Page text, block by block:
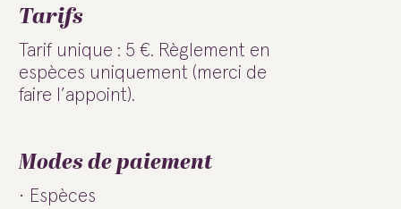
Tarifs
Tarif unique : 5 €. Règlement en
espèces uniquement (merci de
faire l’appoint).
Modes de paiement
Espèces